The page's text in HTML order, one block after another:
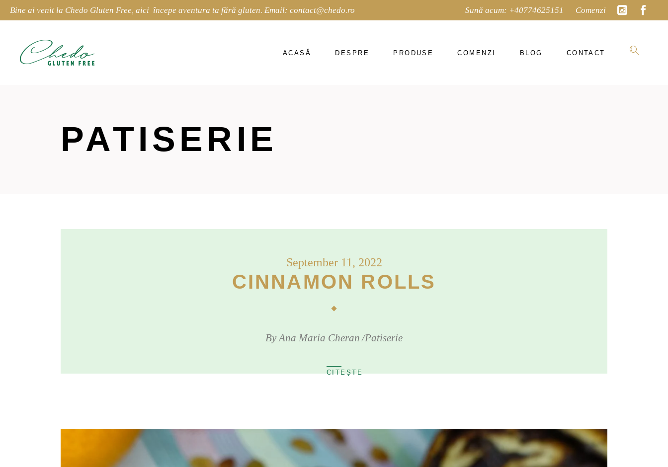
Bine ai venit la Chedo Gluten Free, aici începe aventura ta fără gluten. Email: contact@chedo.ro Sună acum: +40774625151 Comenzi
ACASĂ DESPRE PRODUSE COMENZI BLOG CONTACT
PATISERIE
September 11, 2022
CINNAMON ROLLS
ByAna Maria Cheran Patiserie